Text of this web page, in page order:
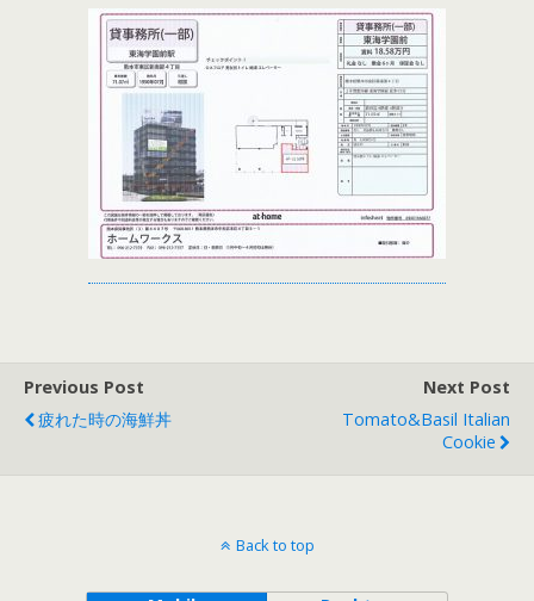
Previous Post
疲れた時の海鮮丼
Next Post
Tomato&Basil Italian
Cookie
Back to top